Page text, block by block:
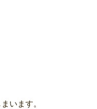
います。